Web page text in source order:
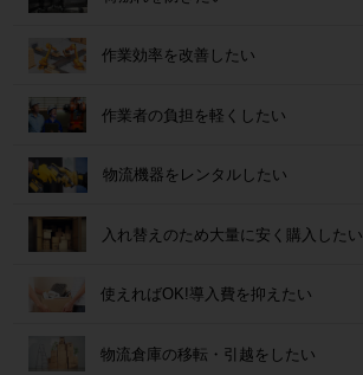
作業効率を改善したい
作業者の負担を軽くしたい
物流機器をレンタルしたい
入れ替えのため大量に安く購入したい
使えればOK!導入費を抑えたい
物流倉庫の移転・引越をしたい